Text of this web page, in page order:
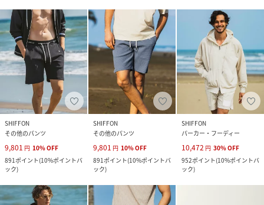
SHIFFON
その他のパンツ
9,801 円 10%OFF
891ポイント(10%ポイントバ
ック)
SHIFFON
その他のパンツ
9,801 円 10%OFF
891ポイント(10%ポイントバ
ック)
SHIFFON
パーカー・フーディー
10,472 円 30%OFF
952ポイント(10%ポイントバ
ック)